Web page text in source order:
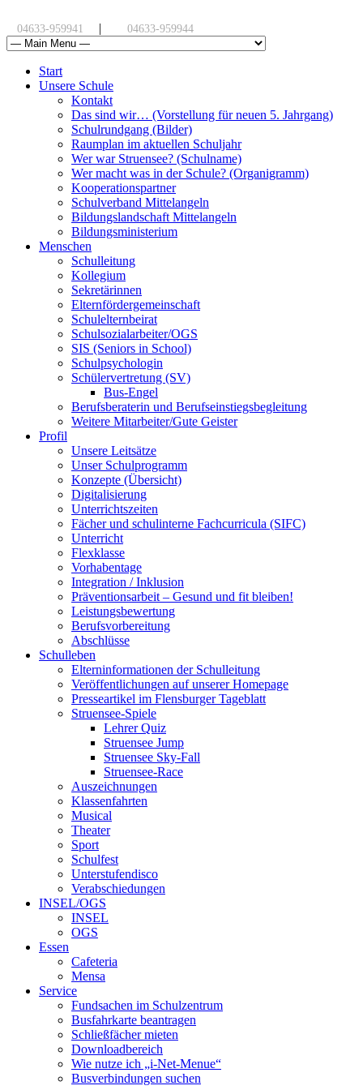
04633-959941 | 04633-959944
Start
Unsere Schule
Kontakt
Das sind wir… (Vorstellung für neuen 5. Jahrgang)
Schulrundgang (Bilder)
Raumplan im aktuellen Schuljahr
Wer war Struensee? (Schulname)
Wer macht was in der Schule? (Organigramm)
Kooperationspartner
Schulverband Mittelangeln
Bildungslandschaft Mittelangeln
Bildungsministerium
Menschen
Schulleitung
Kollegium
Sekretärinnen
Elternfördergemeinschaft
Schulelternbeirat
Schulsozialarbeiter/OGS
SIS (Seniors in School)
Schulpsychologin
Schülervertretung (SV)
Bus-Engel
Berufsberaterin und Berufseinstiegsbegleitung
Weitere Mitarbeiter/Gute Geister
Profil
Unsere Leitsätze
Unser Schulprogramm
Konzepte (Übersicht)
Digitalisierung
Unterrichtszeiten
Fächer und schulinterne Fachcurricula (SIFC)
Unterricht
Flexklasse
Vorhabentage
Integration / Inklusion
Präventionsarbeit – Gesund und fit bleiben!
Leistungsbewertung
Berufsvorbereitung
Abschlüsse
Schulleben
Elterninformationen der Schulleitung
Veröffentlichungen auf unserer Homepage
Presseartikel im Flensburger Tageblatt
Struensee-Spiele
Lehrer Quiz
Struensee Jump
Struensee Sky-Fall
Struensee-Race
Auszeichnungen
Klassenfahrten
Musical
Theater
Sport
Schulfest
Unterstufendisco
Verabschiedungen
INSEL/OGS
INSEL
OGS
Essen
Cafeteria
Mensa
Service
Fundsachen im Schulzentrum
Busfahrkarte beantragen
Schließfächer mieten
Downloadbereich
Wie nutze ich „i-Net-Menue“
Busverbindungen suchen